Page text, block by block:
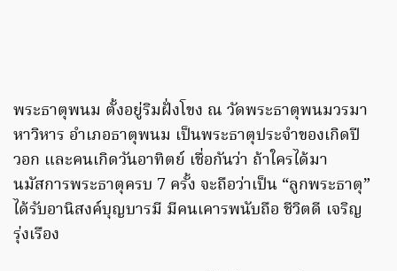
พระธาตุพนม ตั้งอยู่ริมฝั่งโขง ณ วัดพระธาตุพนมวรมา
หาวิหาร อำเภอธาตุพนม เป็นพระธาตุประจำของเกิดปี
วอก และคนเกิดวันอาทิตย์ เชื่อกันว่า ถ้าใครได้มา
นมัสการพระธาตุครบ 7 ครั้ง จะถือว่าเป็น “ลูกพระธาตุ”
ได้รับอานิสงค์บุญบารมี มีคนเคารพนับถือ ชีวิตดี เจริญ
รุ่งเรือง